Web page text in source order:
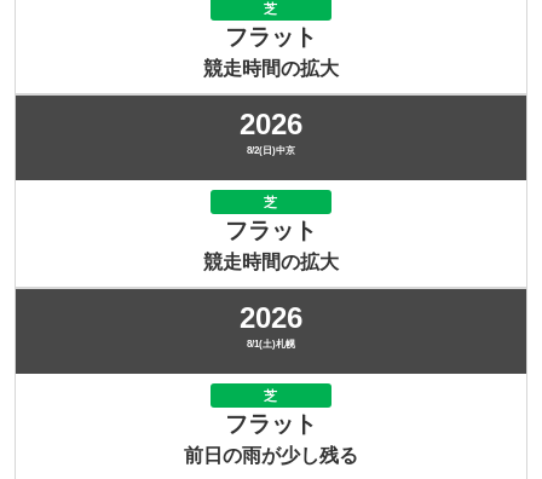
芝
フラット
競走時間の拡大
2026
8/2(日)中京
芝
フラット
競走時間の拡大
2026
8/1(土)札幌
芝
フラット
前日の雨が少し残る